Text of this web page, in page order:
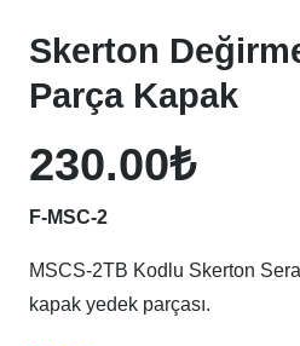
Skerton
Parça Kapak
230.00₺
F-MSC-2
MSCS-2TB Kodlu Skerton
kapak yedek parçası.